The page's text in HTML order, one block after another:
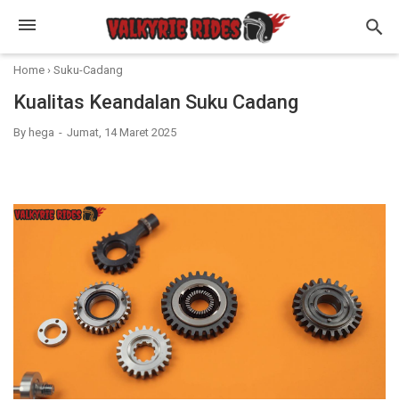
Home › Suku-Cadang
Kualitas Keandalan Suku Cadang
By hega Jumat, 14 Maret 2025